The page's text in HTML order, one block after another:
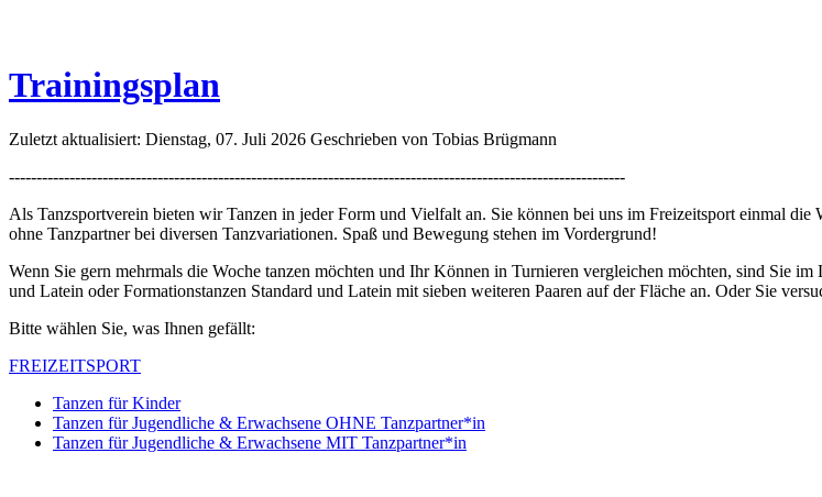
Trainingsplan
Zuletzt aktualisiert: Dienstag, 07. Juli 2026 Geschrieben von Tobias Brügmann
----------------------------------------------------------------------------------------------------------------
Als Tanzsportverein bieten wir Tanzen in jeder Form und Vielfalt an. Sie können bei uns im Freizeitsport einmal
ohne Tanzpartner bei diversen Tanzvariationen. Spaß und Bewegung stehen im Vordergrund!
Wenn Sie gern mehrmals die Woche tanzen möchten und Ihr Können in Turnieren vergleichen möchten, sind Sie
und Latein oder Formationstanzen Standard und Latein mit sieben weiteren Paaren auf der Fläche an. Oder Sie
Bitte wählen Sie, was Ihnen gefällt:
FREIZEITSPORT
Tanzen für Kinder
Tanzen für Jugendliche & Erwachsene OHNE Tanzpartner*in
Tanzen für Jugendliche & Erwachsene MIT Tanzpartner*in